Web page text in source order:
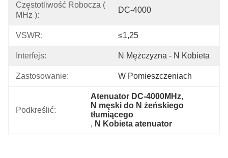
Częstotliwość Robocza (
MHz ):
DC-4000
VSWR: ≤1,25
Interfejs: N Mężczyzna - N Kobieta
Zastosowanie: W Pomieszczeniach
Podkreślić:
Atenuator DC-4000MHz,
N męski do N żeńskiego
tłumiącego
, N Kobieta atenuator